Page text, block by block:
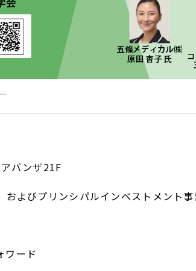
バンザ21F
よびプリンシパルインベストメント
ワード